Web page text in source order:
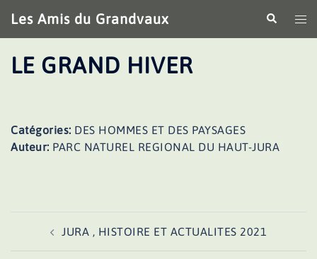
au
contenu
Les Amis du Grandvaux
le
LE GRAND HIVER
Catégories: DES HOMMES ET DES PAYSAGES
Auteur: PARC NATUREL REGIONAL DU HAUT-JURA
d’articleJURA , HISTOIRE ET ACTUALITES 2021